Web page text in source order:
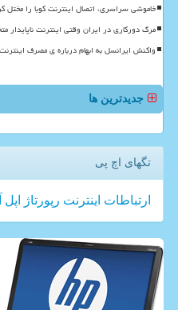
خاموشی سراسری، اتصال اینترنت کوبا را مختل
مرگ دورکاری در ایران وقتی اینترنت ناپایدار
واکنش ایرانسل به ابهام درباره ی مصرف اینترنت
جدیدترین ها
تگهای اچ پی
ارتباطات اینترنت رپورتاژ اپل